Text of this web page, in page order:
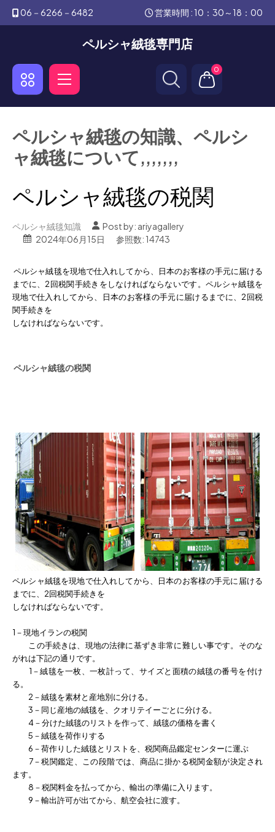
06－6266－6482 営業時間 : 10：30～18：00
ペルシャ絨毯専門店
0
ペルシャ絨毯の知識、ペルシ
ャ絨毯について,,,,,,,
ペルシャ絨毯の税関
ペルシャ絨毯知識 Post by: ariyagallery
2024年06月15日
参照数: 14743
ペルシャ絨毯を現地で仕入れしてから、日本のお客様の手元に届ける
までに、2回税関手続きをしなければならないです。 ペルシャ絨毯を
現地で仕入れしてから、日本のお客様の手元に届けるまでに、2回税
関手続きを
しなければならないです。
ペルシャ絨毯の税関
ペルシャ絨毯を現地で仕入れしてから、日本のお客様の手元に届ける
までに、2回税関手続きを
しなければならないです。
1－現地イランの税関
この手続きは、現地の法律に基ずき非常に難しい事です。そのな
がれは下記の通リです。
1－絨毯を一枚、一枚計って、サイズと面積の絨毯の番号を付け
る。
2－絨毯を素材と産地別に分ける。
3－同じ産地の絨毯を、クオリテイーごとに分ける。
4－分けた絨毯のリストを作って、絨毯の価格を書く
5－絨毯を荷作りする
6－荷作りした絨毯とリストを、税関商品鑑定センターに運ぶ
7－税関鑑定、この段階では、商品に掛かる税関金額が決定され
ます。
8－税関料金を払ってから、輸出の準備に入ります。
9－輸出許可が出てから、航空会社に渡す。